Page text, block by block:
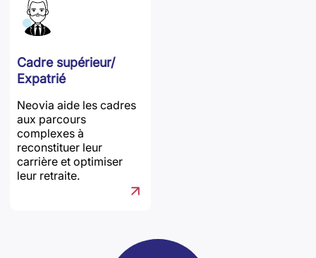
Cadre supérieur/
Expatrié
Neovia aide les cadres
aux parcours
complexes à
reconstituer leur
carrière et optimiser
leur retraite.